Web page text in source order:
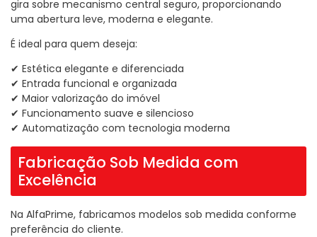
gira sobre mecanismo central seguro, proporcionando
uma abertura leve, moderna e elegante.
É ideal para quem deseja:
✔ Estética elegante e diferenciada
✔ Entrada funcional e organizada
✔ Maior valorização do imóvel
✔ Funcionamento suave e silencioso
✔ Automatização com tecnologia moderna
Fabricação Sob Medida com
Excelência
Na AlfaPrime, fabricamos modelos sob medida conforme
preferência do cliente.